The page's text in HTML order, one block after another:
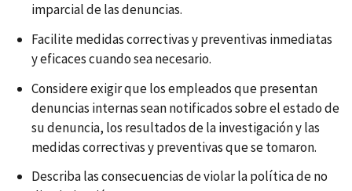
imparcial de las denuncias.
Facilite medidas correctivas y preventivas inmediatas
y eficaces cuando sea necesario.
Considere exigir que los empleados que presentan
denuncias internas sean notificados sobre el estado de
su denuncia, los resultados de la investigación y las
medidas correctivas y preventivas que se tomaron.
Describa las consecuencias de violar la política de no